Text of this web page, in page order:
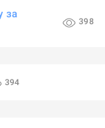
за
398
394